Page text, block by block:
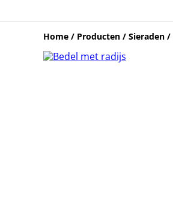
Home / Producten / Sieraden /